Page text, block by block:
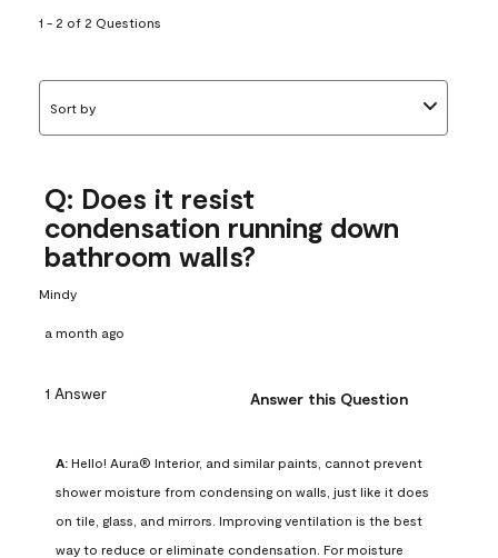
1 - 2 of 2 Questions
Sort by
Q: Does it resist
condensation running down
bathroom walls?
Mindy
a month ago
1 Answer Answer this Question
A: Hello! Aura® Interior, and similar paints, cannot prevent
shower moisture from condensing on walls, just like it does
on tile, glass, and mirrors. Improving ventilation is the best
way to reduce or eliminate condensation. For moisture